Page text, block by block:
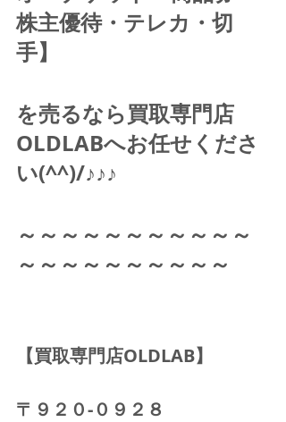
株主優待・テレカ・切
手】
を売るなら買取専門店
OLDLABへお任せくださ
い(^^)/♪♪♪
～～～～～～～～～～～
～～～～～～～～～～
【買取専門店OLDLAB】
〒９２０-０９２８